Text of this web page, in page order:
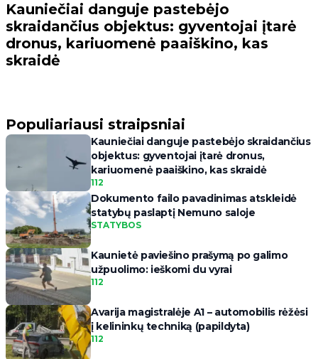
Kauniečiai danguje pastebėjo
skraidančius objektus: gyventojai įtarė
dronus, kariuomenė paaiškino, kas
skraidė
Populiariausi straipsniai
Kauniečiai danguje pastebėjo skraidančius
objektus: gyventojai įtarė dronus,
kariuomenė paaiškino, kas skraidė
112
Dokumento failo pavadinimas atskleidė
statybų paslaptį Nemuno saloje
STATYBOS
Kaunietė paviešino prašymą po galimo
užpuolimo: ieškomi du vyrai
112
Avarija magistralėje A1 – automobilis rėžėsi
į kelininkų techniką (papildyta)
112